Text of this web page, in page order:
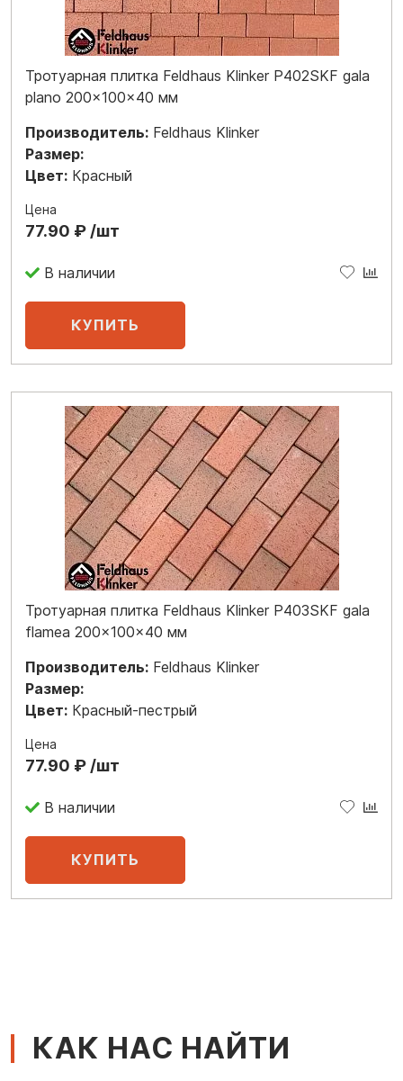
Тротуарная плитка Feldhaus Klinker P402SKF gala
plano 200x100x40 мм
Производитель: Feldhaus Klinker
Размер:
Цвет: Красный
Цена
77.90 ₽ /шт
В наличии
Тротуарная плитка Feldhaus Klinker P403SKF gala
flamea 200x100x40 мм
Производитель: Feldhaus Klinker
Размер:
Цвет: Красный-пестрый
Цена
77.90 ₽ /шт
В наличии
КАК НАС НАЙТИ